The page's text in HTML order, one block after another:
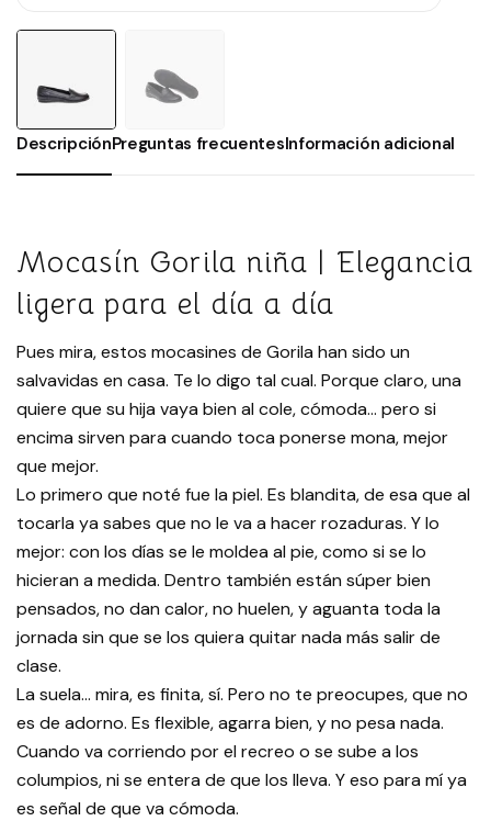
DescripciónPreguntas frecuentesInformación adicional
Mocasín Gorila niña | Elegancia
ligera para el día a día
Pues mira, estos mocasines de Gorila han sido un
salvavidas en casa. Te lo digo tal cual. Porque claro, una
quiere que su hija vaya bien al cole, cómoda… pero si
encima sirven para cuando toca ponerse mona, mejor
que mejor.
Lo primero que noté fue la piel. Es blandita, de esa que al
tocarla ya sabes que no le va a hacer rozaduras. Y lo
mejor: con los días se le moldea al pie, como si se lo
hicieran a medida. Dentro también están súper bien
pensados, no dan calor, no huelen, y aguanta toda la
jornada sin que se los quiera quitar nada más salir de
clase.
La suela… mira, es finita, sí. Pero no te preocupes, que no
es de adorno. Es flexible, agarra bien, y no pesa nada.
Cuando va corriendo por el recreo o se sube a los
columpios, ni se entera de que los lleva. Y eso para mí ya
es señal de que va cómoda.